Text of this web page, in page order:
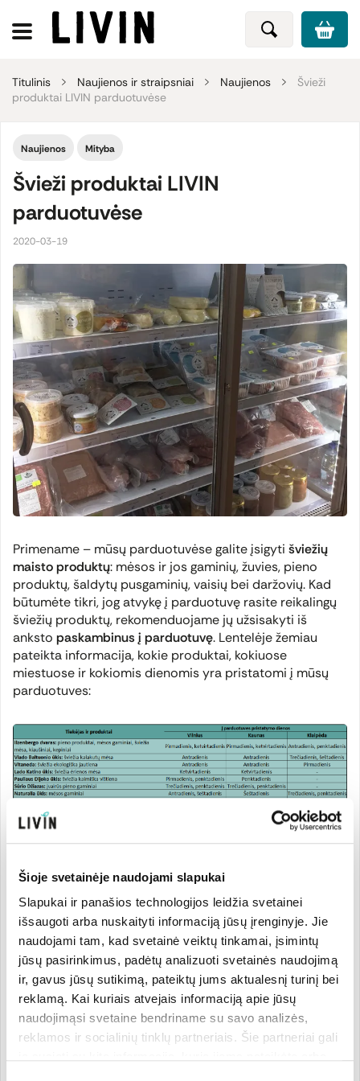
Šioje svetainėje naudojami slapukai
Slapukai ir panašios technologijos leidžia svetainei
išsaugoti arba nuskaityti informaciją jūsų įrenginyje. Jie
naudojami tam, kad svetainė veiktų tinkamai, įsimintų
jūsų pasirinkimus, padėtų analizuoti svetainės naudojimą
ir, gavus jūsų sutikimą, pateiktų jums aktualesnį turinį bei
reklamą. Kai kuriais atvejais informaciją apie jūsų
naudojimąsi svetaine bendriname su savo analizės,
reklamos ir socialinių tinklų partneriais. Šie partneriai gali
Titulinis Naujienos ir straipsniai Naujienos
Švieži
produktai LIVIN parduotuvėse
Naujienos Mityba
Švieži produktai LIVIN
parduotuvėse
2020-03-19
Primename – mūsų parduotuvėse galite įsigyti šviežių
maisto produktų: mėsos ir jos gaminių, žuvies, pieno
produktų, šaldytų pusgaminių, vaisių bei daržovių. Kad
būtumėte tikri, jog atvykę į parduotuvę rasite reikalingų
šviežių produktų, rekomenduojame jų užsisakyti iš
anksto paskambinus į parduotuvę. Lentelėje žemiau
pateikta informacija, kokie produktai, kokiuose
miestuose ir kokiomis dienomis yra pristatomi į mūsų
parduotuves:
Šviežiais maisto produktais prekiaujame šiose LIVIN
Vilnius Vokiečių g. 13, tel. +370 610 65340
Vilnius PC Panorama, Saltoniškių g. 9, tel. +370 616
20126
Vilnius PC G9, Gedimino pr. 9, tel. +370 650 29718
Kaunas PPC Akropolis, K. Mindaugo pr. 49, tel. +370
659 93046
Kaunas Hyper Maxima XXX, Savanorių pr. 255, tel.
+370 659 03664
Kaunas Laisvės al. 79, tel. +370 640 25940